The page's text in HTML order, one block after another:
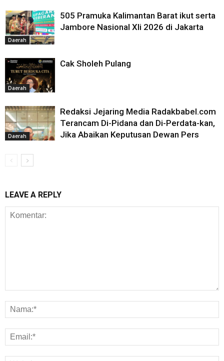
Daerah
505 Pramuka Kalimantan Barat ikut serta
Jambore Nasional XIi 2026 di Jakarta
Daerah
Cak Sholeh Pulang
Daerah
Redaksi Jejaring Media Radakbabel.com
Terancam Di-Pidana dan Di-Perdata-kan,
Jika Abaikan Keputusan Dewan Pers
LEAVE A REPLY